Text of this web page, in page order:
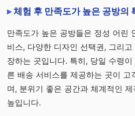
체험 후 만족도가 높은 공방의
만족도가 높은 공방들은 정성 어린
비스, 다양한 디자인 선택권, 그리
장하는 곳입니다. 특히, 당일 수령
른 배송 서비스를 제공하는 곳이 고
며, 분위기 좋은 공간과 체계적인
높입니다.